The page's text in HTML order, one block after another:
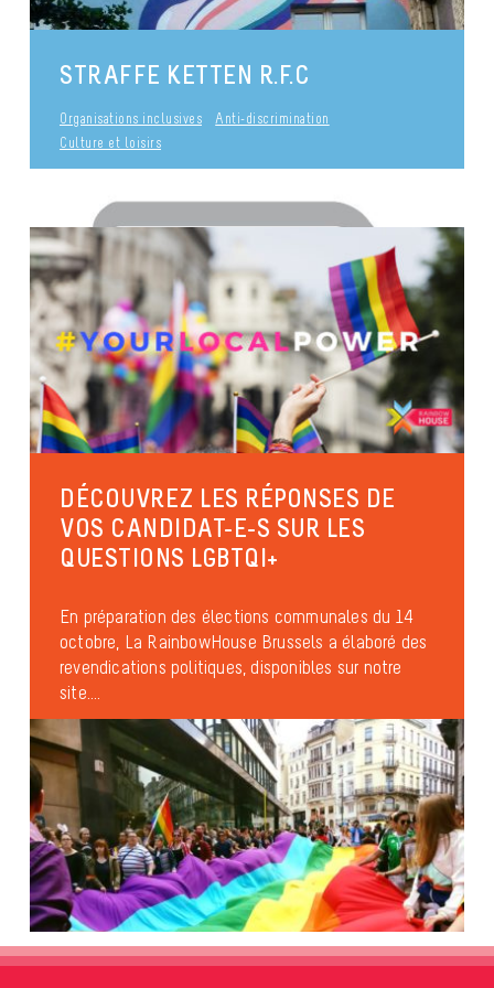
ART DE RUE : NOS PROJETS DE
FRESQUES
Culture et loisirs
Anti-discrimination
Identités et expressions de genres
Diversité culturelle
STRAFFE KETTEN R.F.C
Organisations inclusives
Anti-discrimination
Culture et loisirs
DÉCOUVREZ LES RÉPONSES DE
VOS CANDIDAT-E-S SUR LES
QUESTIONS LGBTQI+
En préparation des élections communales du 14
octobre, La RainbowHouse Brussels a élaboré des
revendications politiques, disponibles sur notre
site....
Enseignement et jeunesse
Organisations inclusives
Anti-discrimination
Diversité sexuelle
publié le 3 mai 2017